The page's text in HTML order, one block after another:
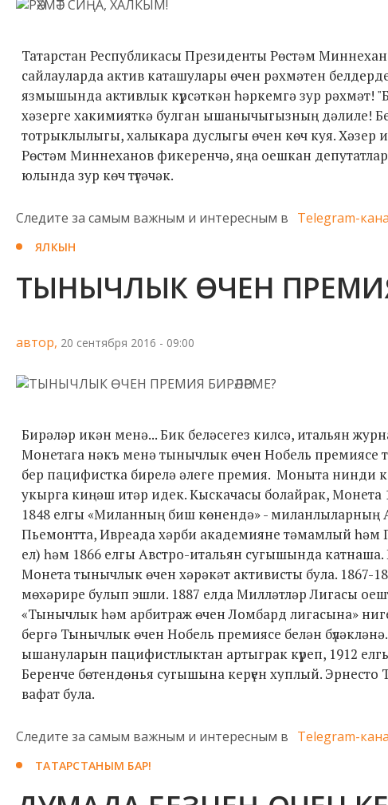
Татарстан Республикасы Президенты Рөстәм
сайлауларда актив каташулары өчен рәхмәтен
язмышында активлык күрсәткән һәркемгә зур рәхмәт!
хәзерге хакимияткә булган ышанычыгызның дәлиле!
тотрыклылыгы, халыкара дуслыгы өчен көч куя. Хәзер
Рөстәм Миннеханов фикеренчә, яңа оешкан
юлында зур көч түгәчәк.
Следите за самым важным и интересным в Telegram-
ЯЛКЫН
ТЫНЫЧЛЫК ӨЧЕН ПРЕМИЯ
автор, 20 сентября 2016 - 09:00
Бирәләр икән менә... Бик беләсегез килсә, итальян
Монетага нәкъ менә тынычлык өчен Нобель премиясе
бер пацифистка бирелә әлеге премия. Моныта нинди
укырга киңәш итәр идек. Кыскачасы болайрак, Монета
1848 елгы «Миланның биш көнендә» - миланлыларның
Пьемонтта, Ивреада хәрби академияне тәмамлый
ел) һәм 1866 елгы Австро-итальян сугышында
Монета тынычлык өчен хәрәкәт активисты була. 1867-
мөхәрире булып эшли. 1887 елда Милләтләр Лигасы
«Тынычлык һәм арбитраж өчен Ломбард лигасына»
бергә Тынычлык өчен Нобель премиясе белән
ышануларын пацифистлыктан артыграк күреп, 1912
Беренче бөтендөнья сугышына керүен хуплый.
вафат була.
Следите за самым важным и интересным в Telegram-
ТАТАРСТАНЫМ БАР!